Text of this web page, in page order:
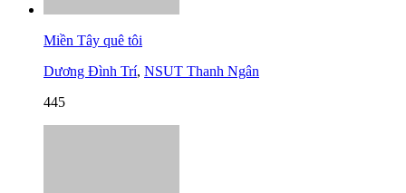
Miền Tây quê tôi
Dương Đình Trí, NSUT Thanh Ngân
445